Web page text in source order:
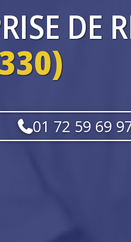
DE
01 72 59 69